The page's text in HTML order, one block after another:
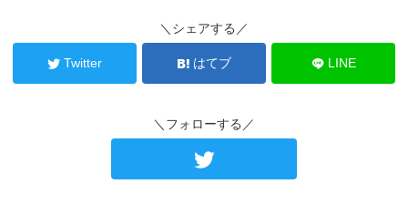
＼シェアする／
Twitter はてブ LINE
＼フォローする／